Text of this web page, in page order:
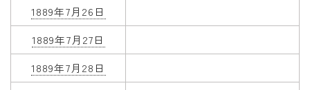
1889年7月26日
1889年7月27日
1889年7月28日